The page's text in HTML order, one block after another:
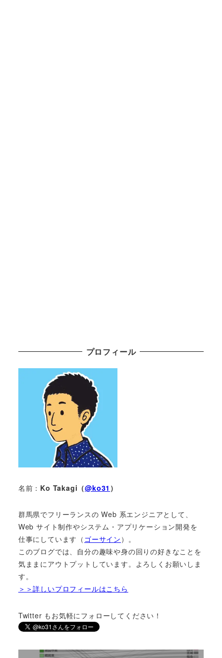
プロフィール
名前： Ko Takagi（@ko31 ）
群馬県でフリーランスの Web 系エンジニアとして、
Web サイト制作やシステム・アプリケーション開発を
仕事にしています（ ゴーサイン ）。
このブログでは、自分の趣味や身の回りの好きなことを
気ままにアウトプットしています。よろしくお願いしま
す。
＞＞詳しいプロフィールはこちら
Twitter もお気軽にフォローしてください！